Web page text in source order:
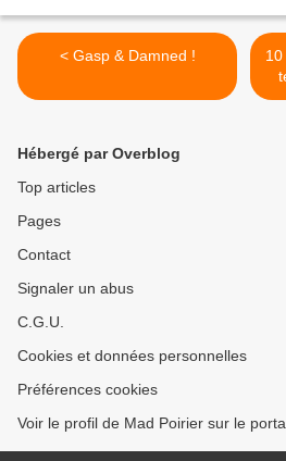
< Gasp & Damned !
Hébergé par Overblog
Top articles
Pages
Contact
Signaler un abus
C.G.U.
Cookies et données personnelles
Préférences cookies
Voir le profil de Mad Poirier sur le